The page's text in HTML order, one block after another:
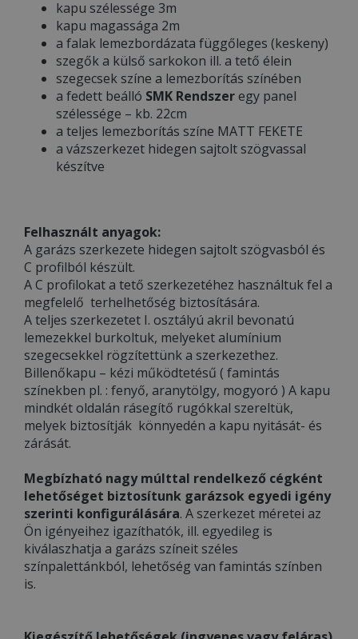
kapu szélessége 3m
kapu magassága 2m
a falak lemezbordázata függőleges (keskeny)
szegők a külső sarkokon ill. a tető élein
szegecsek színe a lemezborítás színében
a fedett beálló SMK Rendszeregy panel
szélessége – kb. 22cm
a teljes lemezborítás színe MATT FEKETE
a vázszerkezet hidegen sajtolt szögvassal
készítve
Felhasznált anyagok:
A garázs szerkezete hidegen sajtolt szögvasból és
C profilból készült.
A C profilokat a tető szerkezetéhez használtuk fel a
megfelelő terhelhetőség biztosítására.
A teljes szerkezetet I. osztályú akril bevonatú
lemezekkel burkoltuk, melyeket alumínium
szegecsekkel rögzítettünk a szerkezethez.
Billenőkapu – kézi működtetésű ( famintás
színekben pl. : fenyő, aranytölgy, mogyoró ) A kapu
mindkét oldalán rásegítő rugókkal szereltük,
melyek biztosítják könnyedén a kapu nyitását- és
zárását.
Megbízható nagy múlttal rendelkező cégként
lehetőséget biztosítunk garázsok egyedi igény
szerinti konfigurálására. A szerkezet méretei az
Ön igényeihez igazíthatók, ill. egyedileg is
kiválaszhatja a garázs színeit széles
színpalettánkból, lehetőség van famintás színben
is.